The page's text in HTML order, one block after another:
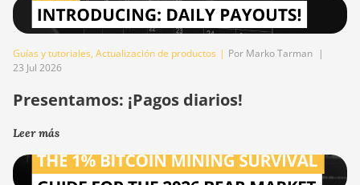
Guías y tutoriales, Actualización de productos | Por Marko Tarman |
23 Jul 2026
Presentamos: ¡Pagos diarios!
Leer más